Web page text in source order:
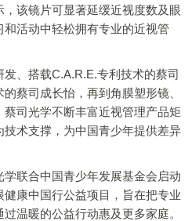
该镜片可显著延缓近视度数及眼
活动中轻松拥有专业的近视管
、搭载C.A.R.E.专利技术的蔡司
蔡司成长怡，再到角膜塑形镜、
蔡司光学不断丰富近视管理产品矩
术支撑，为中国青少年提供差异
联合中国青少年发展基金会启动
健康中国行公益项目，旨在把专业
温暖的公益行动惠及更多家庭。